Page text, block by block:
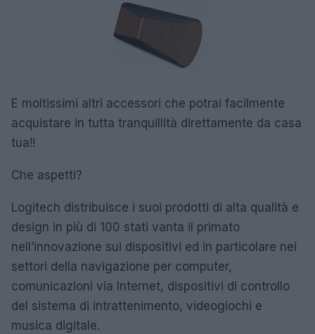
E moltissimi altri accessori che potrai facilmente
acquistare in tutta tranquillità direttamente da casa
tua!!
Che aspetti?
Logitech distribuisce i suoi prodotti di alta qualità e
design in più di 100 stati vanta il primato
nell’innovazione sui dispositivi ed in particolare nei
settori della navigazione per computer,
comunicazioni via Internet, dispositivi di controllo
del sistema di intrattenimento, videogiochi e
musica digitale.